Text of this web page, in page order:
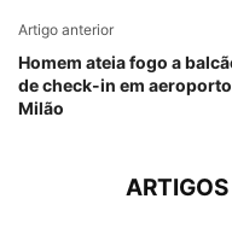
Artigo anterior
Homem ateia fogo a
de check-in em
Milão